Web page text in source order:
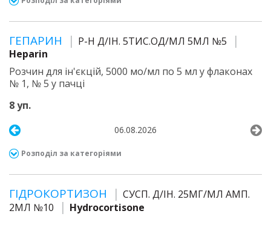
ГЕПАРИН
Р-Н Д/ІН. 5ТИС.ОД/МЛ 5МЛ №5
Heparin
Розчин для ін'єкцій, 5000 мо/мл по 5 мл у флаконах
№ 1, № 5 у пачці
8 уп.
06.08.2026
Розподіл за категоріями
ГІДРОКОРТИЗОН
СУСП. Д/ІН. 25МГ/МЛ АМП.
2МЛ №10
Hydrocortisone